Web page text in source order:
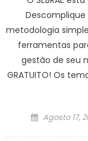
metodologia
ferramentas
gestão de seu
GRATUITO! Os
Posted
Agosto 17,